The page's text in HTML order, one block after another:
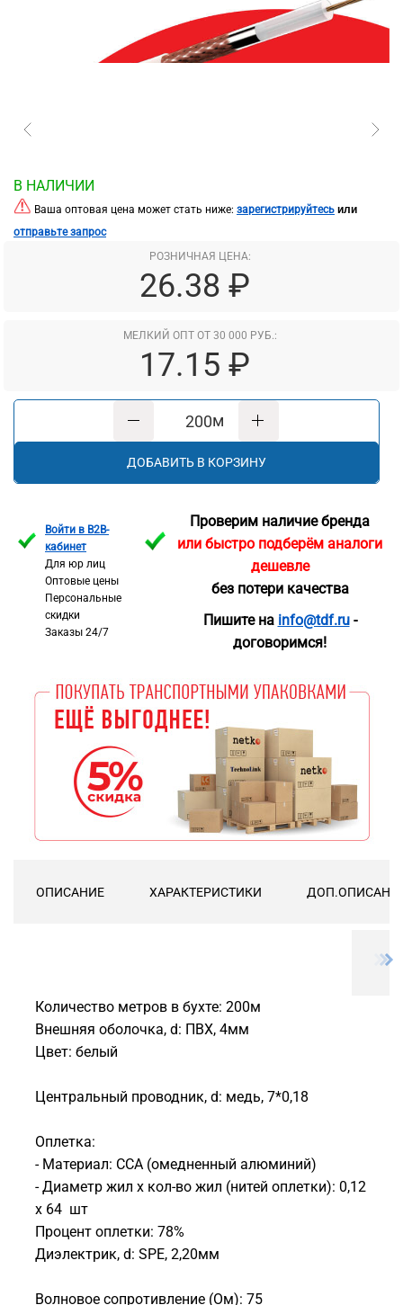
В НАЛИЧИИ
Ваша оптовая цена может стать ниже: зарегистрируйтесь или
отправьте запрос
РОЗНИЧНАЯ ЦЕНА:
26.38 ₽
МЕЛКИЙ ОПТ ОТ 30 000 РУБ.:
17.15 ₽
м
ДОБАВИТЬ В КОРЗИНУ
Войти в B2B-
кабинет
Для юр лиц
Оптовые цены
Персональные
скидки
Заказы 24/7
Проверим наличие бренда
или быстро подберём аналоги
дешевле
без потери качества
Пишите на info@tdf.ru-
договоримся!
ОПИСАНИЕ ХАРАКТЕРИСТИКИ
Количество метров в бухте: 200м
Внешняя оболочка, d: ПВХ, 4мм
Цвет: белый
Центральный проводник, d: медь, 7*0,18
Оплетка:
- Материал: CCA (омедненный алюминий)
- Диаметр жил x кол-во жил (нитей оплетки): 0,12
x 64 шт
Процент оплетки: 78%
Диэлектрик, d: SPE, 2,20мм
Волновое сопротивление (Ом): 75